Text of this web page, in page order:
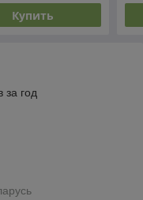
Купить
за год